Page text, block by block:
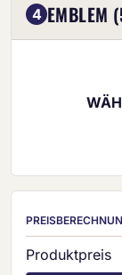
4 EMBLEM
Produktpreis